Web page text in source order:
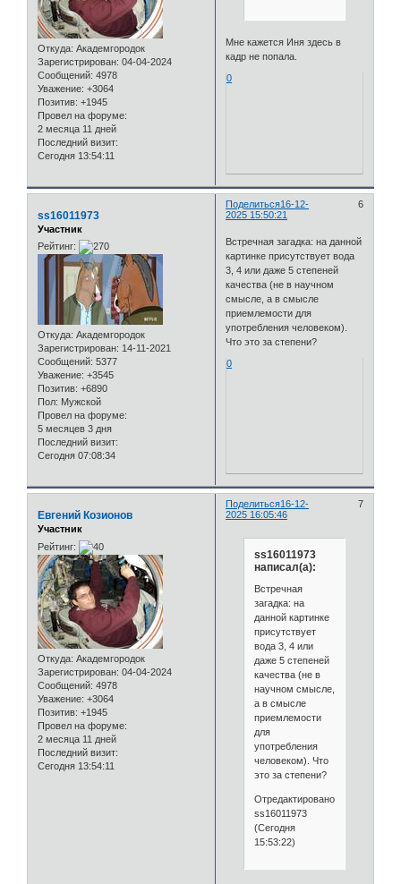
Откуда: Академгородок
Зарегистрирован: 04-04-2024
Сообщений: 4978
Уважение: +3064
Позитив: +1945
Провел на форуме:
2 месяца 11 дней
Последний визит:
Сегодня 13:54:11
Мне кажется Иня здесь в
кадр не попала.
0
Поделиться 6
16-12-
2025 15:50:21
ss16011973
Участник
Рейтинг:
Откуда: Академгородок
Зарегистрирован: 14-11-2021
Сообщений: 5377
Уважение: +3545
Позитив: +6890
Пол: Мужской
Провел на форуме:
5 месяцев 3 дня
Последний визит:
Сегодня 07:08:34
Встречная загадка: на данной
картинке присутствует вода
3, 4 или даже 5 степеней
качества (не в научном
смысле, а в смысле
приемлемости для
употребления человеком).
Что это за степени?
0
Поделиться 7
16-12-
2025 16:05:46
Евгений Козионов
Участник
Рейтинг:
Откуда: Академгородок
Зарегистрирован: 04-04-2024
Сообщений: 4978
Уважение: +3064
Позитив: +1945
Провел на форуме:
2 месяца 11 дней
Последний визит:
Сегодня 13:54:11
ss16011973
написал(а):
Встречная
загадка: на
данной картинке
присутствует
вода 3, 4 или
даже 5 степеней
качества (не в
научном смысле,
а в смысле
приемлемости
для
употребления
человеком). Что
это за степени?
Отредактировано
ss16011973
(Сегодня
15:53:22)